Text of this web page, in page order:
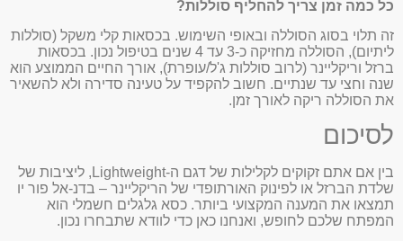
כל כמה זמן צריך להחליף סוללות?
זה תלוי בסוג הסוללה ובאופי השימוש. בכסאות קלי משקל (סוללות
ליתיום), הסוללה מחזיקה כ-3 עד 4 שנים בטיפול נכון. בכסאות
ברזל וריקליינר (לרוב סוללות ג'ל/עופרת), אורך החיים הממוצע הוא
שנה וחצי עד שנתיים. חשוב להקפיד על טעינה סדירה ולא להשאיר
את הסוללה ריקה לאורך זמן.
לסיכום
בין אם אתם זקוקים לקלילות של דגם ה-Lightweight, ליציבות של
שלדת הברזל או לפינוק האורתופדי של הריקליינר – בדנ-אל פור יו
תמצאו את המענה המקצועי ביותר. כסא גלגלים חשמלי הוא
המפתח שלכם לחופש, ואנחנו כאן כדי לוודא שתבחרו נכון.